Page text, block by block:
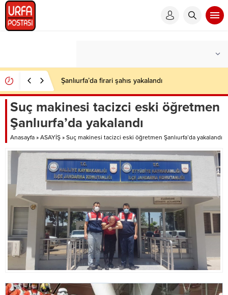
Şanlıurfa’da firari şahıs yakalandı
Suç makinesi tacizci eski öğretmen
Şanlıurfa’da yakalandı
Anasayfa » ASAYİŞ » Suç makinesi tacizci eski öğretmen Şanlıurfa’da yakalandı